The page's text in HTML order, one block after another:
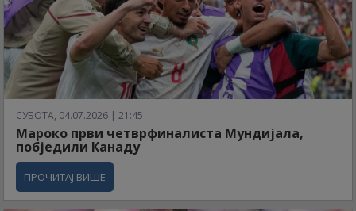
СУБОТА, 04.07.2026 | 21:45
Мароко први четврфиналиста Мундијала,
побједили Канаду
ПРОЧИТАЈ ВИШЕ